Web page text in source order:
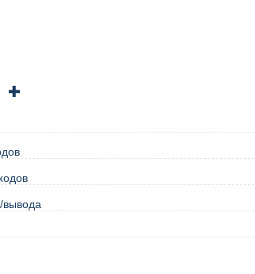
вывода